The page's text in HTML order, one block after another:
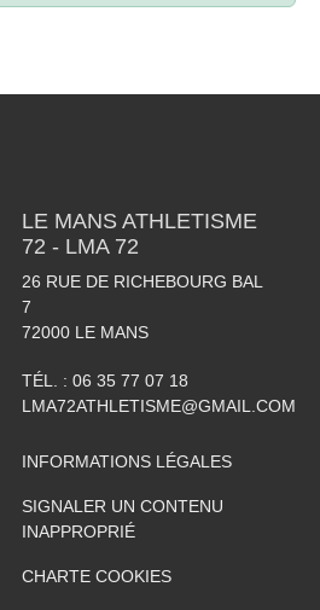
LE MANS ATHLETISME
72 - LMA 72
26 RUE DE RICHEBOURG BAL
7
72000 LE MANS
TÉL. : 06 35 77 07 18
LMA72ATHLETISME@GMAIL.COM
INFORMATIONS LÉGALES
SIGNALER UN CONTENU
INAPPROPRIÉ
CHARTE COOKIES